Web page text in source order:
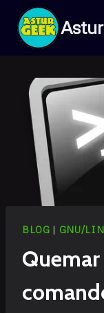
Saltar
contenido
BLOG | GNU/